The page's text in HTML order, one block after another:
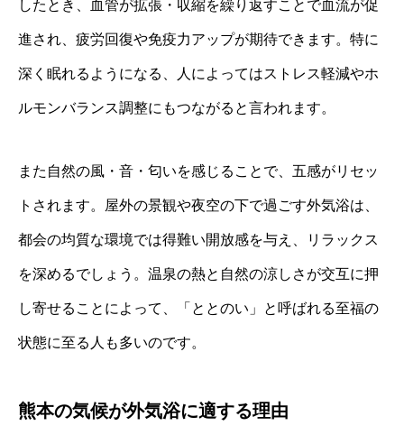
したとき、血管が拡張・収縮を繰り返すことで血流が促
進され、疲労回復や免疫力アップが期待できます。特に
深く眠れるようになる、人によってはストレス軽減やホ
ルモンバランス調整にもつながると言われます。
また自然の風・音・匂いを感じることで、五感がリセッ
トされます。屋外の景観や夜空の下で過ごす外気浴は、
都会の均質な環境では得難い開放感を与え、リラックス
を深めるでしょう。温泉の熱と自然の涼しさが交互に押
し寄せることによって、「ととのい」と呼ばれる至福の
状態に至る人も多いのです。
熊本の気候が外気浴に適する理由